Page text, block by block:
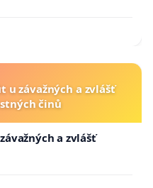
u závažných a zvlášť
činů
a zvlášť